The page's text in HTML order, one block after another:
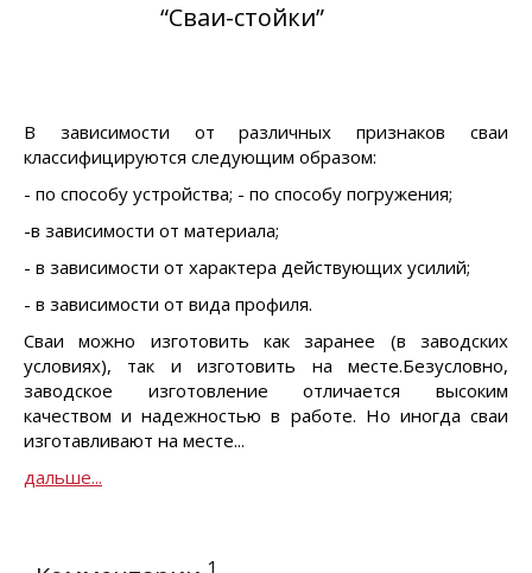
“Сваи-стойки”
В зависимости от различных признаков сваи
классифици­руются следующим образом:
- по способу устройства; - по способу погружения;
-в зависимости от материала;
- в зависимости от характера действующих усилий;
- в зависимости от вида профиля.
Сваи можно изготовить как заранее (в заводских
условиях), так и изготовить на месте.Безусловно,
заводское изготовление отличается высоким
качеством и надежностью в работе. Но иногда сваи
изготавливают на месте...
дальше...